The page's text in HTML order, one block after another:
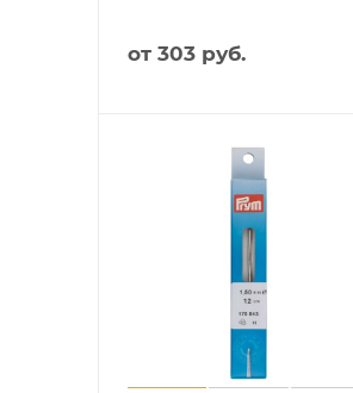
от 303 руб.